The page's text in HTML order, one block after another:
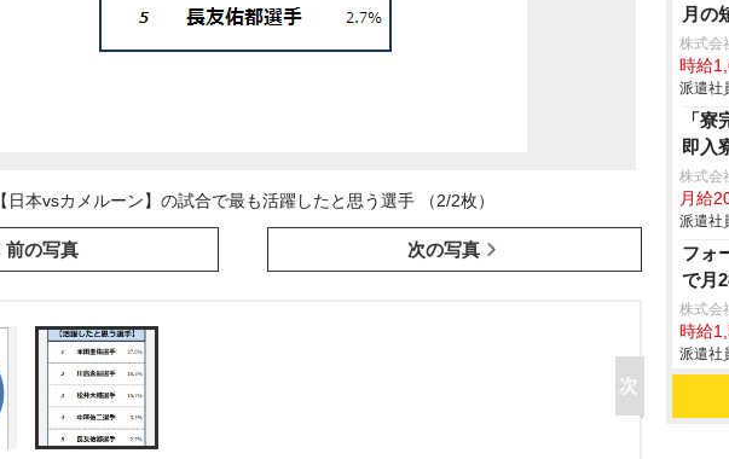
【日本vsカメルーン】の試合で最も活躍したと思う選手 （2/2枚）
前の写真 次の写真
月の
株式会
時給
派遣社
「
即入
株式会
月給
派遣社
フォ
で月
株式会
時給
派遣社